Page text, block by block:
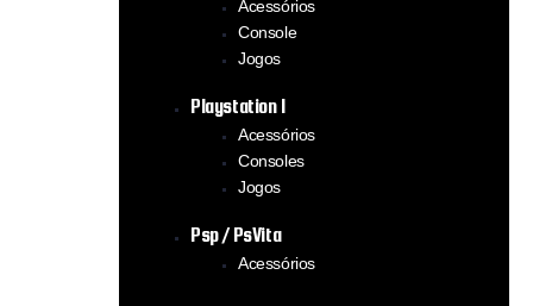
Acessórios
Console
Jogos
Playstation 1
Acessórios
Consoles
Jogos
Psp / PsVita
Acessórios